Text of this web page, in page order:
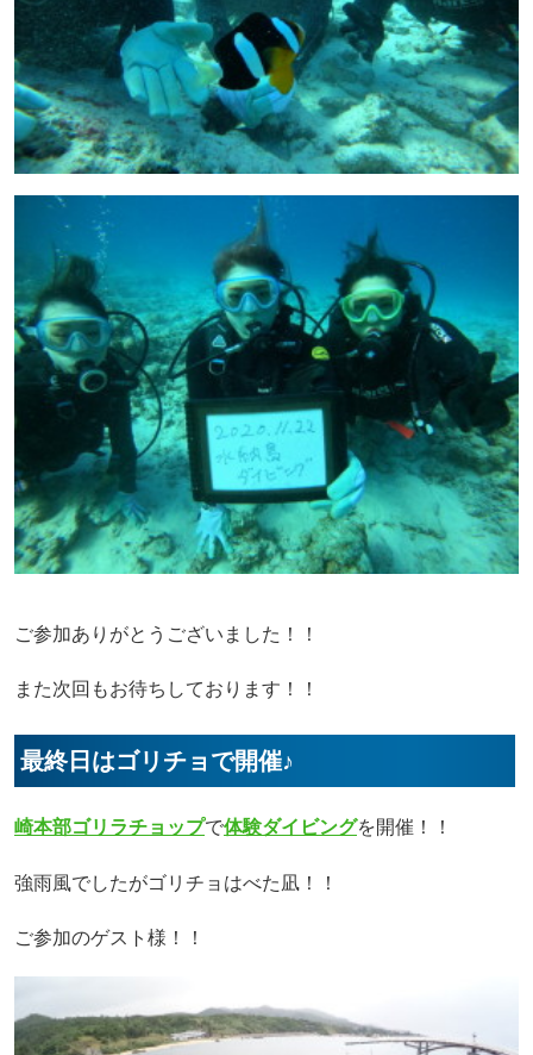
ご参加ありがとうございました！！
また次回もお待ちしております！！
最終日はゴリチョで開催♪
崎本部ゴリラチョップで体験ダイビングを開催！！
強雨風でしたがゴリチョはべた凪！！
ご参加のゲスト様！！